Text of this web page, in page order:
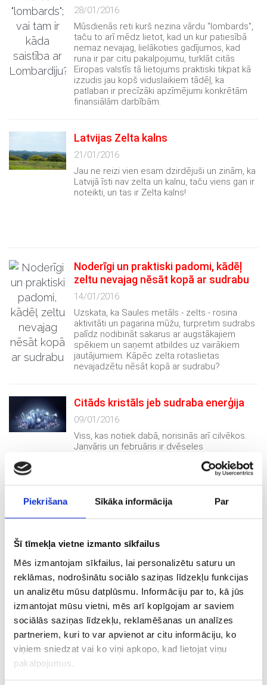
Piekrišana Sīkāka informācija Par
Šī tīmekļa vietne izmanto sīkfailus
Mēs izmantojam sīkfailus, lai personalizētu saturu un
reklāmas, nodrošinātu sociālo saziņas līdzekļu funkcijas
un analizētu mūsu datplūsmu. Informāciju par to, kā jūs
izmantojat mūsu vietni, mēs arī kopīgojam ar saviem
sociālās saziņas līdzekļu, reklamēšanas un analīzes
partneriem, kuri to var apvienot ar citu informāciju, ko
viņiem sniedzat vai ko viņi apkopo, kad lietojat viņu
pakalpojumus.
28/01/2016
Mūsdienās reti kurš nezina vārdu "lombards",
taču to arī mēdz lietot, kad un kur patiesībā
nemaz nevajag, lielākoties gadījumos, kad
runa ir par citu pakalpojumu, turklāt citās
Eiropas valstīs tā lietojums praktiski tikpat kā
izzudis jau kopš viduslaikiem tādēļ, ka
patlaban ir precīzāki apzīmējumi konkrētām
finansiālām darbībām.
Latvijas Zelta kalns
21/01/2016
Jau ne reizi vien esam dzirdējuši un zinām, ka
Latvijā īsti nav zelta un kalnu, taču viens gan ir
noteikti, un tas ir Zelta kalns!
Noderīgi un praktiski padomi, kādēļ
zeltu nevajag nēsāt kopā ar sudrabu
14/01/2016
Uzskata, ka Saules metāls - zelts - rosina
aktivitāti un pagarina mūžu, turpretim sudrabs
palīdz nodibināt sakarus ar augstākajiem
spēkiem un saņemt atbildes uz vairākiem
jautājumiem. Kāpēc zelta rotaslietas
nevajadzētu nēsāt kopā ar sudrabu?
Citāds kristāls jeb sudraba enerģija
09/01/2016
Viss, kas notiek dabā, norisinās arī cilvēkos.
Janvāris un februāris ir dvēseles
ar sevi. Pirmajos divos gada mēnešos dabas
spēks ir mierā, tumsā, klusumā, rāmumā.
30/12/2015
Tiem, kas vēl nav paguvuši Ziemassvētkos, uz
Jaungada sagaidīšanu droši vēl var uzspēt
sacept gardas un zeltainas piparkūkas,
turklāt laba piparkūku mīklas recepte svētku
laikā ir zelta vērta.
... 12 17